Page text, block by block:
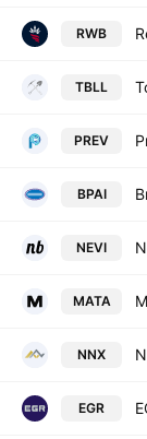
RWB
TBLL
PREV
BPAI
NEVI
MATA
NNX
EGR